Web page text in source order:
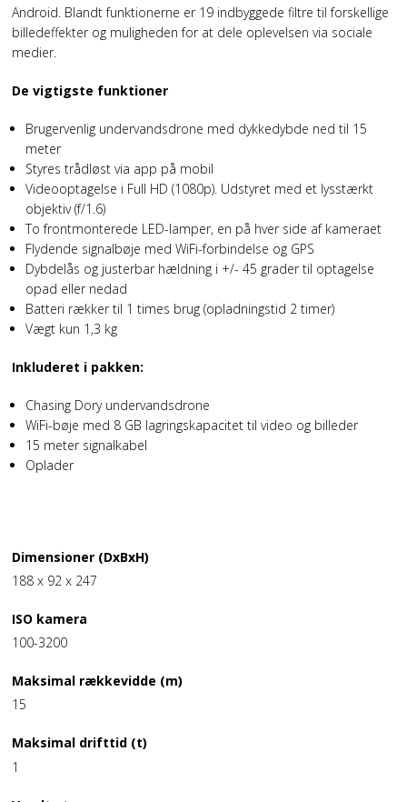
Android. Blandt funktionerne er 19 indbyggede filtre til forskellige
billedeffekter og muligheden for at dele oplevelsen via sociale
medier.
De vigtigste funktioner
Brugervenlig undervandsdrone med dykkedybde ned til 15
meter
Styres trådløst via app på mobil
Videooptagelse i Full HD (1080p). Udstyret med et lysstærkt
objektiv (f/1.6)
To frontmonterede LED-lamper, en på hver side af kameraet
Flydende signalbøje med WiFi-forbindelse og GPS
Dybdelås og justerbar hældning i +/- 45 grader til optagelse
opad eller nedad
Batteri rækker til 1 times brug (opladningstid 2 timer)
Vægt kun 1,3 kg
Inkluderet i pakken:
Chasing Dory undervandsdrone
WiFi-bøje med 8 GB lagringskapacitet til video og billeder
15 meter signalkabel
Oplader
Dimensioner (DxBxH)
188 x 92 x 247
ISO kamera
100-3200
Maksimal rækkevidde (m)
15
Maksimal drifttid (t)
1